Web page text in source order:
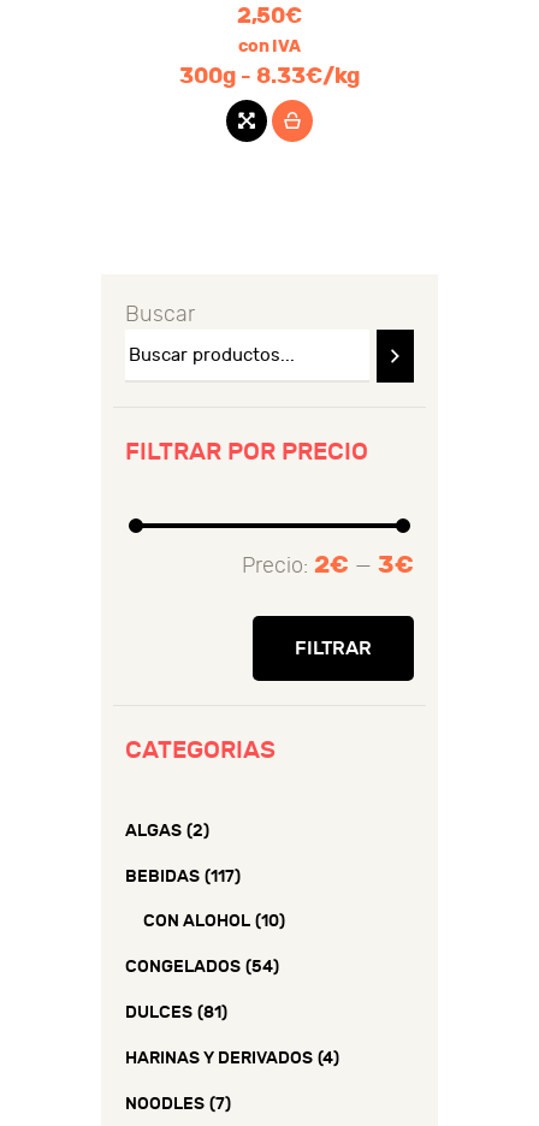
2,50€
con IVA
300g - 8.33€/kg
Buscar
FILTRAR POR PRECIO
mínimo
máximo
FILTRAR
Precio:2€ —3€
CATEGORIAS
ALGAS (2)
BEBIDAS (117)
CON ALOHOL (10)
CONGELADOS (54)
DULCES (81)
HARINAS Y DERIVADOS (4)
NOODLES (7)